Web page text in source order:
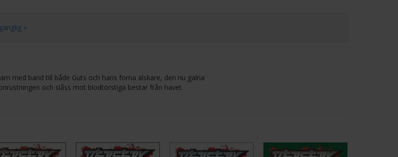
»
med band till både Guts och hans forna älskare, den nu galna
och slåss mot blodtörstiga bestar från havet.